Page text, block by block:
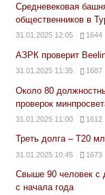
Средневековая
общественников в
31.01.2025 12:05 1644
АЗРК проверит
31.01.2025 11:35 1687
Около 80
проверок
31.01.2025 11:00 1612
Треть долга – Т20
31.01.2025 10:45 1673
Свыше 90 человек с
с начала года